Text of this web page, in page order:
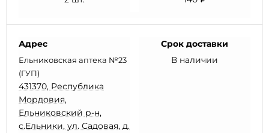
Адрес
Ельниковская аптека №23
(ГУП)
431370, Республика
Мордовия,
Ельниковский р-н,
с.Ельники, ул. Садовая, д.
Срок доставки
В наличии